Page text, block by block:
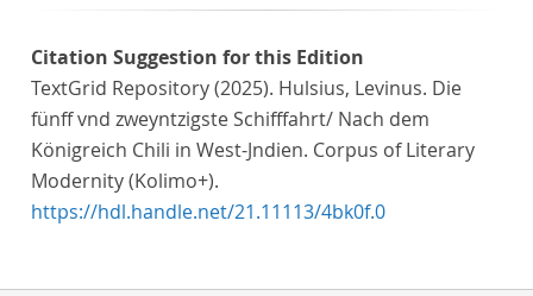
Citation Suggestion for this Edition
TextGrid Repository (2025). Hulsius, Levinus. Die
fünff vnd zweyntzigste Schifffahrt/ Nach dem
Königreich Chili in West-Jndien. Corpus of Literary
Modernity (Kolimo+).
https://hdl.handle.net/21.11113/4bk0f.0